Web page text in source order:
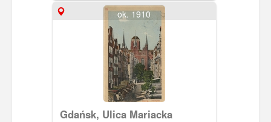
albumu "Danzig. Nach einer Radierung
vn Berthold Hellingrath" zawierającego
10 pocztówek, będących przedrukiem
akwafort znanego malarza (związanego
z Gdańskiem) Bertholda Hellingratha.
ok. 1910
Gdańsk, Ulica Mariacka